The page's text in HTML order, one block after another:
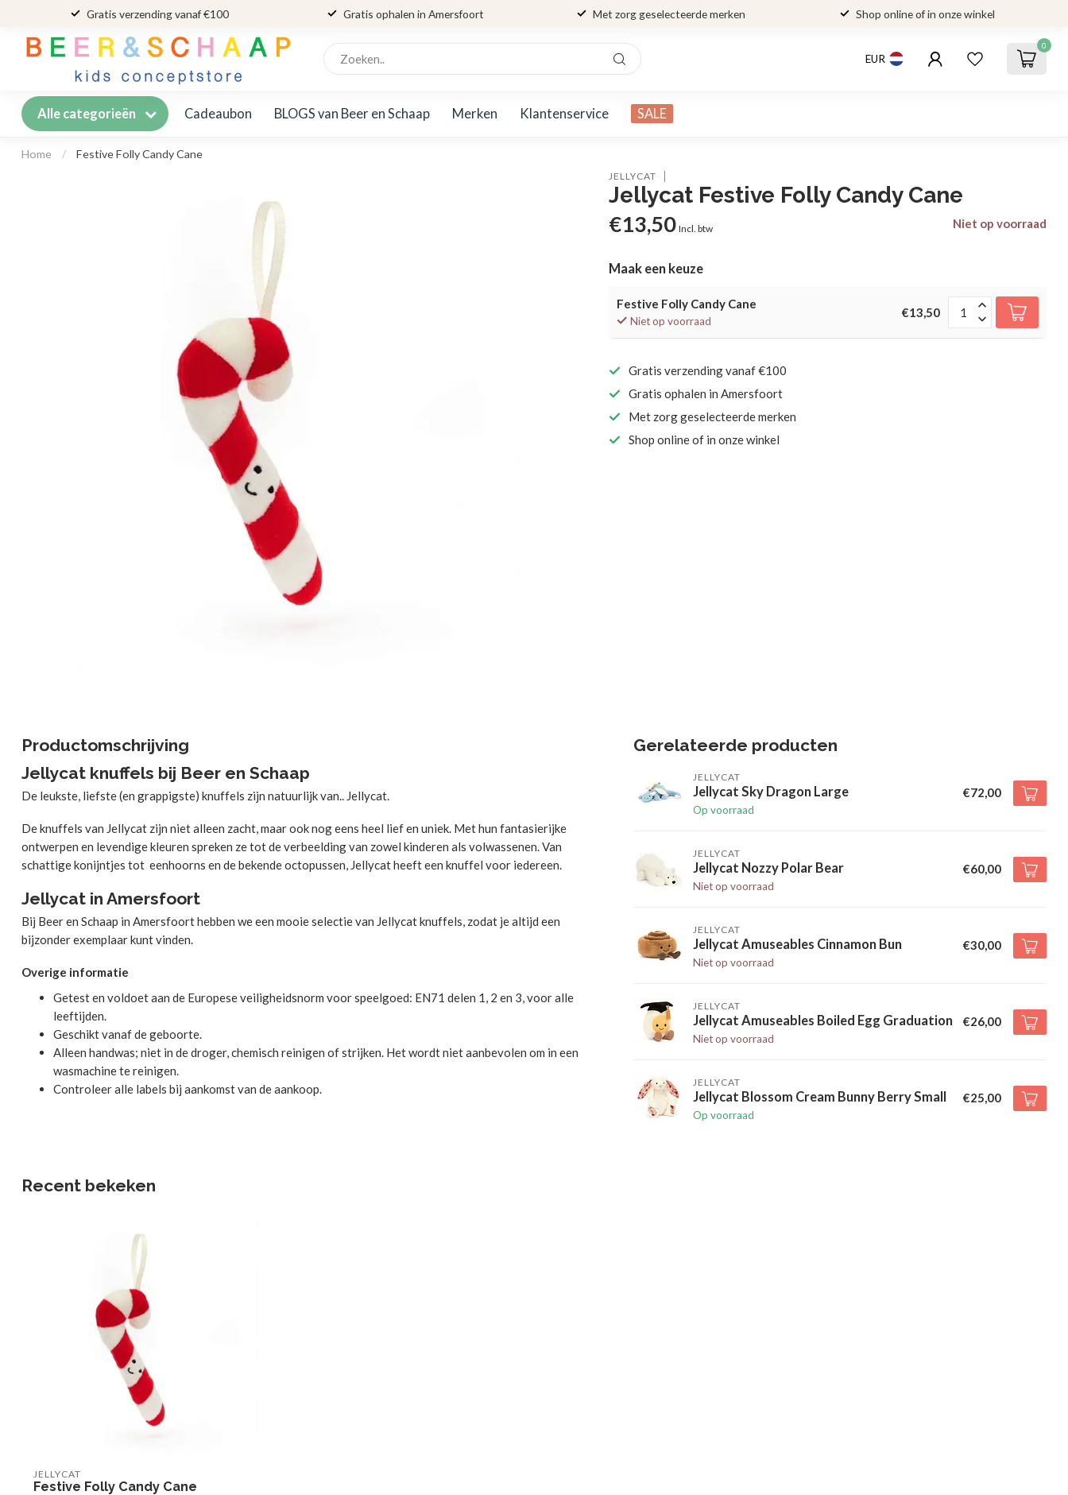
Gratis verzending vanaf €100 Gratis ophalen in Amersfoort Met zorg geselecteerde merken Shop online of in onze winkel
EUR
0
Alle categorieën Cadeaubon BLOGS van Beer en Schaap Merken Klantenservice SALE
Home / Festive Folly Candy Cane
JELLYCAT
Jellycat Festive Folly Candy Cane
€13,50 Incl. btw Niet op voorraad
Maak een keuze
Festive Folly Candy Cane
Niet op voorraad
€13,50
Gratis verzending vanaf €100
Gratis ophalen in Amersfoort
Met zorg geselecteerde merken
Shop online of in onze winkel
Productomschrijving
Jellycat knuffels bij Beer en Schaap
De leukste, liefste (en grappigste) knuffels zijn natuurlijk van.. Jellycat.
De knuffels van Jellycat zijn niet alleen zacht, maar ook nog eens heel lief en uniek. Met hun fantasierijke
ontwerpen en levendige kleuren spreken ze tot de verbeelding van zowel kinderen als volwassenen. Van
schattige konijntjes tot eenhoorns en de bekende octopussen, Jellycat heeft een knuffel voor iedereen.
Jellycat in Amersfoort
Bij Beer en Schaap in Amersfoort hebben we een mooie selectie van Jellycat knuffels, zodat je altijd een
bijzonder exemplaar kunt vinden.
Overige informatie
Getest en voldoet aan de Europese veiligheidsnorm voor speelgoed: EN71 delen 1, 2 en 3, voor alle
leeftijden.
Geschikt vanaf de geboorte.
Alleen handwas; niet in de droger, chemisch reinigen of strijken. Het wordt niet aanbevolen om in een
wasmachine te reinigen.
Controleer alle labels bij aankomst van de aankoop.
Gerelateerde producten
JELLYCAT
Jellycat Sky Dragon Large
Op voorraad
€72,00
JELLYCAT
Jellycat Nozzy Polar Bear
Niet op voorraad
€60,00
JELLYCAT
Jellycat Amuseables Cinnamon Bun
Niet op voorraad
€30,00
JELLYCAT
Jellycat Amuseables Boiled Egg Graduation
Niet op voorraad
€26,00
JELLYCAT
Jellycat Blossom Cream Bunny Berry Small
Op voorraad
€25,00
Recent bekeken
JELLYCAT
Festive Folly Candy Cane